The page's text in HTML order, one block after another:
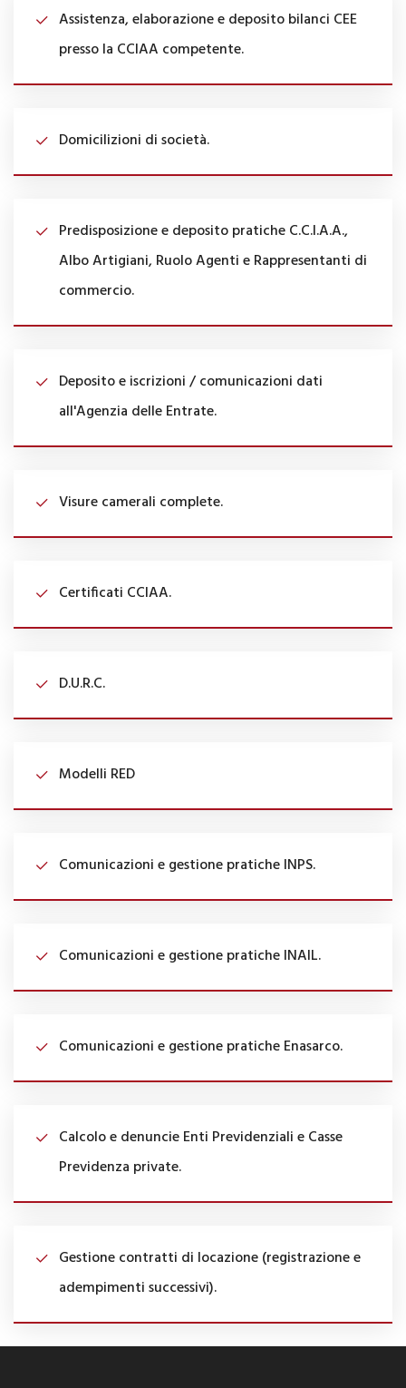
Assistenza, elaborazione e deposito bilanci CEE
presso la CCIAA competente.
Domicilizioni di società.
Predisposizione e deposito pratiche C.C.I.A.A.,
Albo Artigiani, Ruolo Agenti e Rappresentanti di
commercio.
Deposito e iscrizioni / comunicazioni dati
all'Agenzia delle Entrate.
Visure camerali complete.
Certificati CCIAA.
D.U.R.C.
Modelli RED
Comunicazioni e gestione pratiche INPS.
Comunicazioni e gestione pratiche INAIL.
Comunicazioni e gestione pratiche Enasarco.
Calcolo e denuncie Enti Previdenziali e Casse
Previdenza private.
Gestione contratti di locazione (registrazione e
adempimenti successivi).